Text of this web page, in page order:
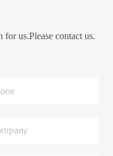
us.Please contact us.